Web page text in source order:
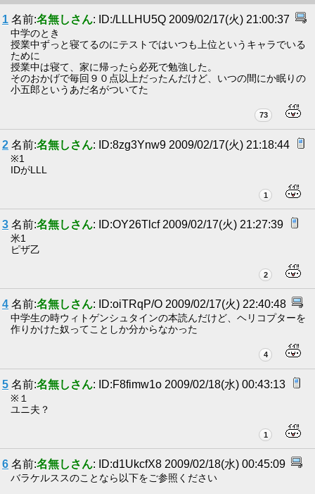
1 名前:名無しさん: ID:/LLLHU5Q 2009/02/17(火) 21:00:37
中学のとき
授業中ずっと寝てるのにテストではいつも上位というキャラでいる
ために
授業中は寝て、家に帰ったら必死で勉強した。
そのおかげで毎回９０点以上だったんだけど、いつの間にか眠りの
小五郎というあだ名がついてた
73
2 名前:名無しさん: ID:8zg3Ynw9 2009/02/17(火) 21:18:44
※1
IDがLLL
1
3 名前:名無しさん: ID:OY26Tlcf 2009/02/17(火) 21:27:39
米1
ピザ乙
2
4 名前:名無しさん: ID:oiTRqP/O 2009/02/17(火) 22:40:48
中学生の時ウィトゲンシュタインの本読んだけど、ヘリコプターを
作りかけた奴ってことしか分からなかった
4
5 名前:名無しさん: ID:F8fimw1o 2009/02/18(水) 00:43:13
※１
ユニ夫？
1
6 名前:名無しさん: ID:d1UkcfX8 2009/02/18(水) 00:45:09
バラケルススのことなら以下をご参照ください